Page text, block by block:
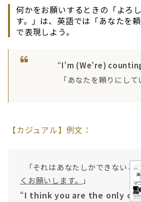
何かをお願いするときの「よろ
す。」は、英語では「あなたを
で表現しよう。
“I’m (We’re)
「あなたを頼りにして
【カジュアル】例文：
「それはあなたしかできないと思
くお願いします。
」
“I think you are the only